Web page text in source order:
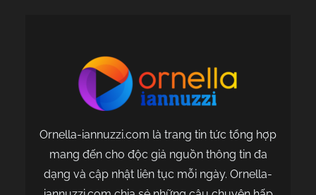
Ornella-iannuzzi.com là trang tin tức tổng hợp
mang đến cho độc giả nguồn thông tin đa
dạng và cập nhật liên tục mỗi ngày. Ornella-